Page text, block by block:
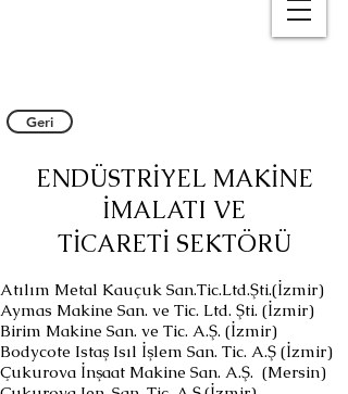
Geri
ENDÜSTRİYEL MAKİNE
İMALATI VE
TİCARETİ SEKTÖRÜ
Atılım Metal Kauçuk San.Tic.Ltd.Şti.(İzmir)
Aymas Makine San. ve Tic. Ltd. Şti. (İzmir)
Birim Makine San. ve Tic. A.Ş. (İzmir)
Bodycote Istaş Isıl İşlem San. Tic. A.Ş (İzmir)
Çukurova İnşaat Makine San. A.Ş. (Mersin)